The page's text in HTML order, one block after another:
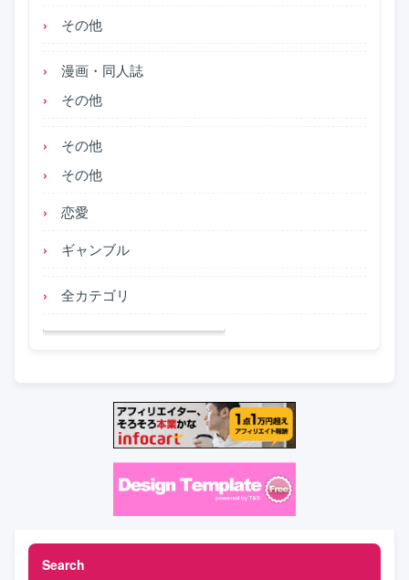
その他
漫画・同人誌
その他
その他
その他
恋愛
ギャンブル
全カテゴリ
Search